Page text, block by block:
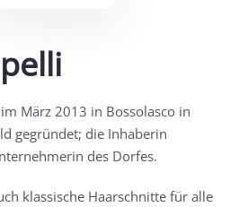
März 2013 in Bossolasco in
gegründet; die Inhaberin
des Dorfes.
klassische Haarschnitte für alle